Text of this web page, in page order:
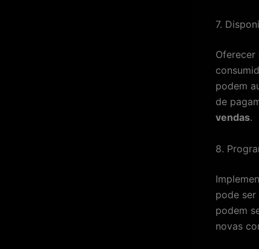
7.
podem
de
vendas.
8.
pode
podem
novas